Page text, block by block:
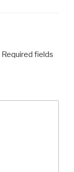
Required fields